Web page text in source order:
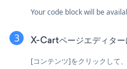
Your code block will be
X-Cartページエディタ
[コンテンツ]をクリックして